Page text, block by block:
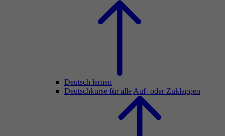
Deutsch lernen
Deutschkurse für alle Auf- oder Zuklappen